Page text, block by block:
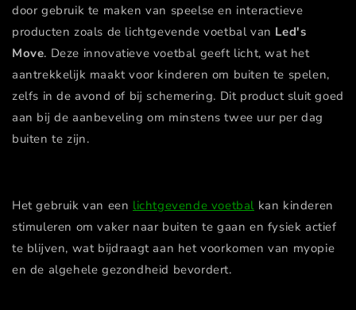
door gebruik te maken van speelse en interactieve
producten zoals de lichtgevende voetbal van Led's
Move. Deze innovatieve voetbal geeft licht, wat het
aantrekkelijk maakt voor kinderen om buiten te spelen,
zelfs in de avond of bij schemering. Dit product sluit goed
aan bij de aanbeveling om minstens twee uur per dag
buiten te zijn​.
Het gebruik van een lichtgevende voetbal kan kinderen
stimuleren om vaker naar buiten te gaan en fysiek actief
te blijven, wat bijdraagt aan het voorkomen van myopie
en de algehele gezondheid bevordert.